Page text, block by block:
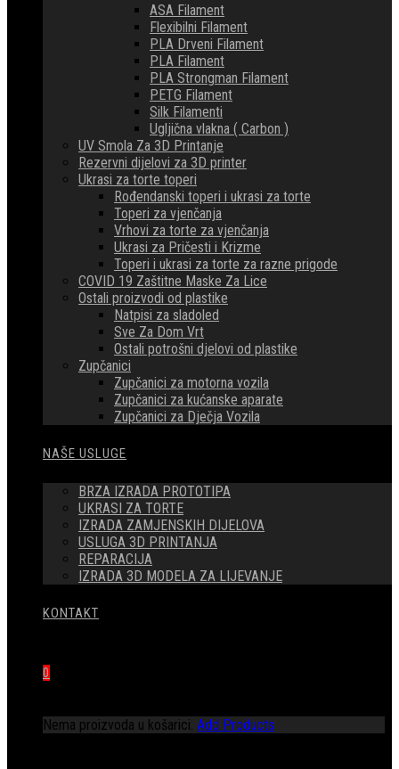
ASA Filament
Flexibilni Filament
PLA Drveni Filament
PLA Filament
PLA Strongman Filament
PETG Filament
Silk Filamenti
Ugljična vlakna ( Carbon )
UV Smola Za 3D Printanje
Rezervni dijelovi za 3D printer
Ukrasi za torte toperi
Rođendanski toperi i ukrasi za torte
Toperi za vjenčanja
Vrhovi za torte za vjenčanja
Ukrasi za Pričesti i Krizme
Toperi i ukrasi za torte za razne prigode
COVID 19 Zaštitne Maske Za Lice
Ostali proizvodi od plastike
Natpisi za sladoled
Sve Za Dom Vrt
Ostali potrošni djelovi od plastike
Zupčanici
Zupčanici za motorna vozila
Zupčanici za kućanske aparate
Zupčanici za Dječja Vozila
NAŠE USLUGE
BRZA IZRADA PROTOTIPA
UKRASI ZA TORTE
IZRADA ZAMJENSKIH DIJELOVA
USLUGA 3D PRINTANJA
REPARACIJA
IZRADA 3D MODELA ZA LIJEVANJE
KONTAKT
0
Nema proizvoda u košarici. Add Products